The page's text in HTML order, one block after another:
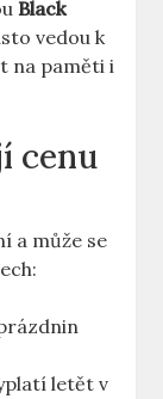
Black
vedou k
na paměti i
cenu
a může se
letět v